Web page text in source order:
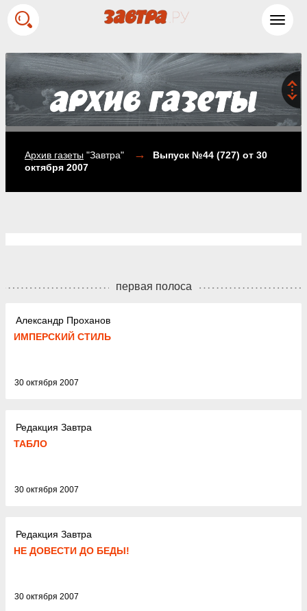
Архив газеты "Завтра" → Выпуск №44 (727) от 30
октября 2007
первая полоса
Александр Проханов
ИМПЕРСКИЙ СТИЛЬ
30 октября 2007
Редакция Завтра
ТАБЛО
30 октября 2007
Редакция Завтра
НЕ ДОВЕСТИ ДО БЕДЫ!
30 октября 2007